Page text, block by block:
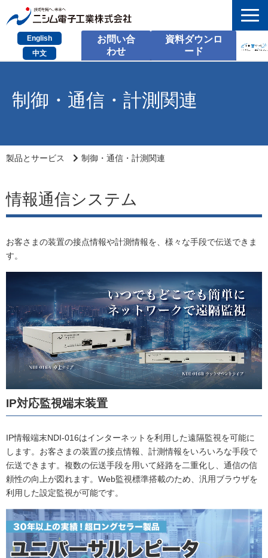
English
中文
お問い合
わせ
資料ダウンロ
ード
検索
課題別のご相談
サポート情報
制御・通信・計測関連
製品とサービス 制御・通信・計測関連
情報通信システム
お客さまの装置の接点情報や計測情報を、様々な手段で伝送できま
す。
IP対応監視端末装置
IP情報端末NDI-016はインターネットを利用した遠隔監視を可能に
します。お客さまの装置の接点情報、計測情報をいろいろな手段で
伝送できます。複数の伝送手段を用いて経路を二重化し、通信の信
頼性の向上が図れます。Web監視標準搭載のため、汎用ブラウザを
利用した設定監視が可能です。